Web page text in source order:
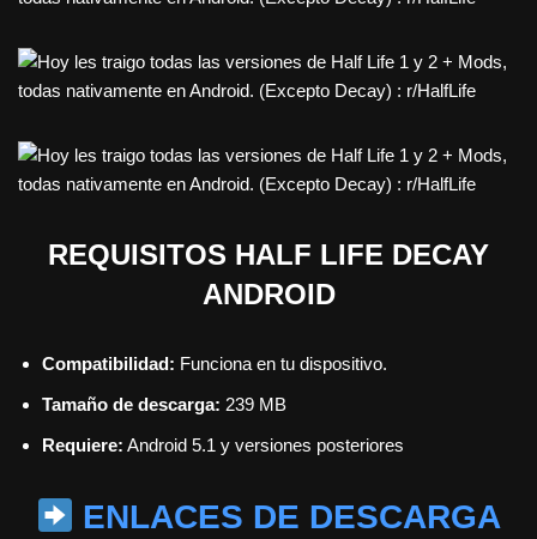
REQUISITOS HALF LIFE DECAY
ANDROID
Compatibilidad: Funciona en tu dispositivo.
Tamaño de descarga: 239 MB
Requiere: Android 5.1 y versiones posteriores
ENLACES DE DESCARGA